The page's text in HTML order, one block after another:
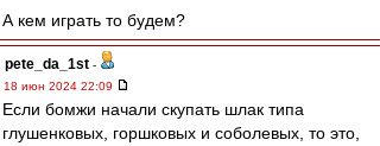
А кем играть то будем?
pete_da_1st -
18 июн 2024 22:09
Если бомжи начали скупать шлак типа
глушенковых, горшковых и соболевых, то это,